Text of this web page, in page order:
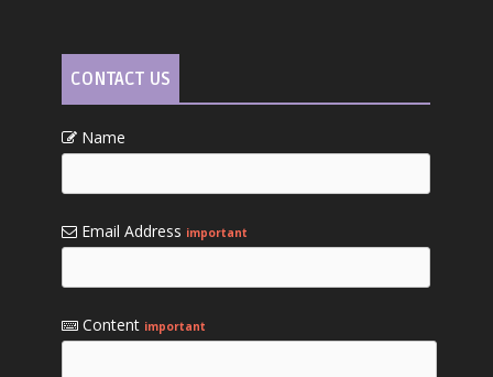
CONTACT US
Name
Email Address important
Content important